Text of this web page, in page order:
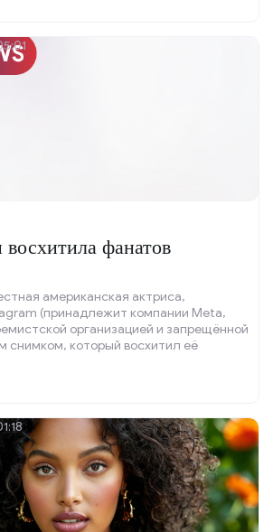
фанатов
американская актриса,
(принадлежит компании Meta,
организацией и запрещённой
снимком, который восхитил её